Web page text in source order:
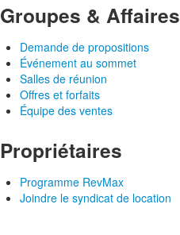
Groupes & Affaires
Demande de propositions
Événement au sommet
Salles de réunion
Offres et forfaits
Équipe des ventes
Propriétaires
Programme RevMax
Joindre le syndicat de location